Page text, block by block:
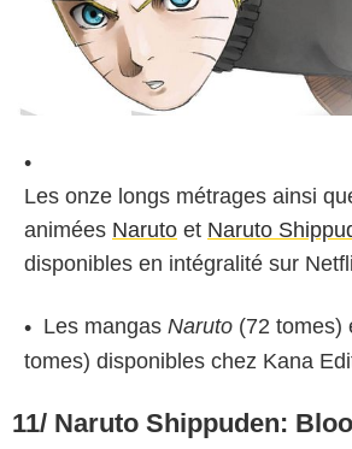
Les onze longs métrages ainsi
animées Naruto et Naruto
disponibles en intégralité sur
Les mangas Naruto (72 tomes)
tomes) disponibles chez Kana
11/ Naruto Shippuden: